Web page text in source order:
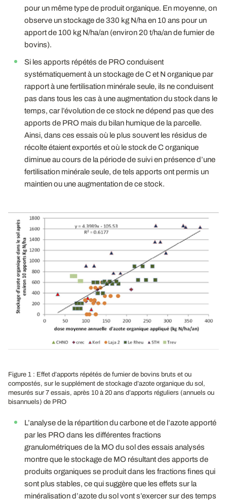
pour un même type de produit organique. En moyenne, on
observe un stockage de 330 kg N/ha en 10 ans pour un
apport de 100 kg N/ha/an (environ 20 t/ha/an de fumier de
bovins).
Si les apports répétés de PRO conduisent
systématiquement à un stockage de C et N organique par
rapport à une fertilisation minérale seule, ils ne conduisent
pas dans tous les cas à une augmentation du stock dans le
temps, car l’évolution de ce stock ne dépend pas que des
apports de PRO mais du bilan humique de la parcelle.
Ainsi, dans ces essais où le plus souvent les résidus de
récolte étaient exportés et où le stock de C organique
diminue au cours de la période de suivi en présence d’une
fertilisation minérale seule, de tels apports ont permis un
maintien ou une augmentation de ce stock.
Figure 1 : Effet d’apports répétés de fumier de bovins bruts et ou
compostés, sur le supplément de stockage d’azote organique du sol,
mesurés sur 7 essais, après 10 à 20 ans d’apports réguliers (annuels ou
bisannuels) de PRO
L’analyse de la répartition du carbone et de l’azote apporté
par les PRO dans les différentes fractions
granulométriques de la MO du sol des essais analysés
montre que le stockage de MO résultant des apports de
produits organiques se produit dans les fractions fines qui
sont plus stables, ce qui suggère que les effets sur la
minéralisation d’azote du sol vont s’exercer sur des temps